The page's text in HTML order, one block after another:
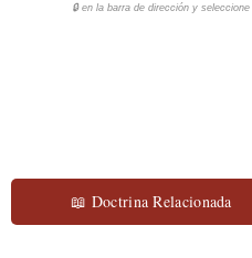
🔒 en la barra de dirección y seleccione
📖 Doctrina Relacionada